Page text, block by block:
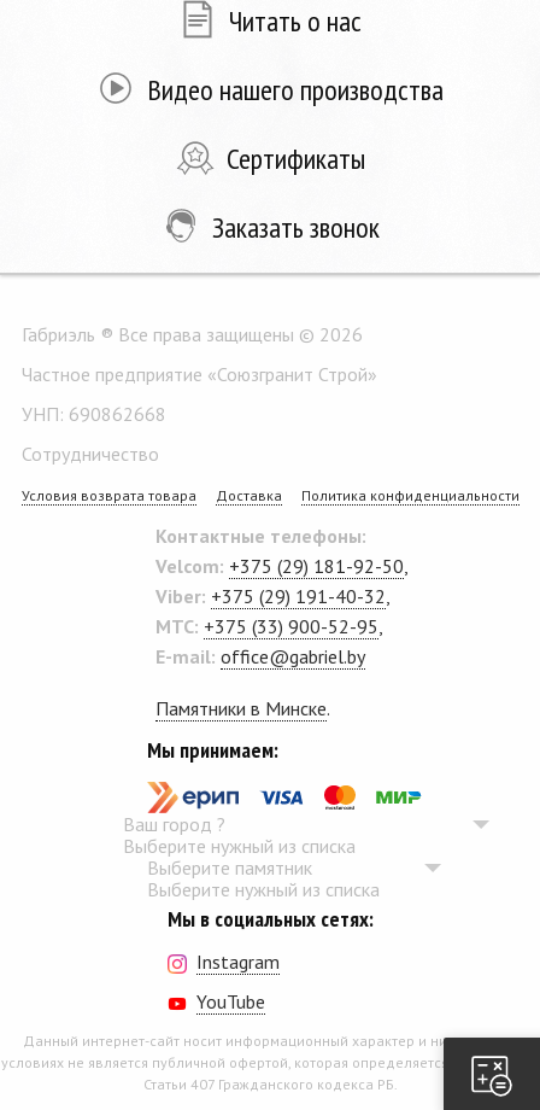
Читать о нас
Видео нашего производства
Сертификаты
Заказать звонок
Габриэль ® Все права защищены © 2026
Частное предприятие «Союзгранит Строй»
УНП: 690862668
Сотрудничество
Условия возврата товара Доставка Политика конфиденциальности
Контактные телефоны:
Velcom: +375 (29) 181-92-50
Viber: +375 (29) 191-40-32
MTC: +375 (33) 900-52-95
E-mail: office@gabriel.by
Памятники в Минске.
Мы принимаем:
Ваш город ?
Выберите нужный из списка
Выберите памятник
Выберите нужный из списка
Мы в социальных сетях:
Instagram
YouTube
Данный интернет-сайт носит информационный характер и ни при каких
условиях не является публичной офертой, которая определяется положением
Статьи 407 Гражданского кодекса РБ.